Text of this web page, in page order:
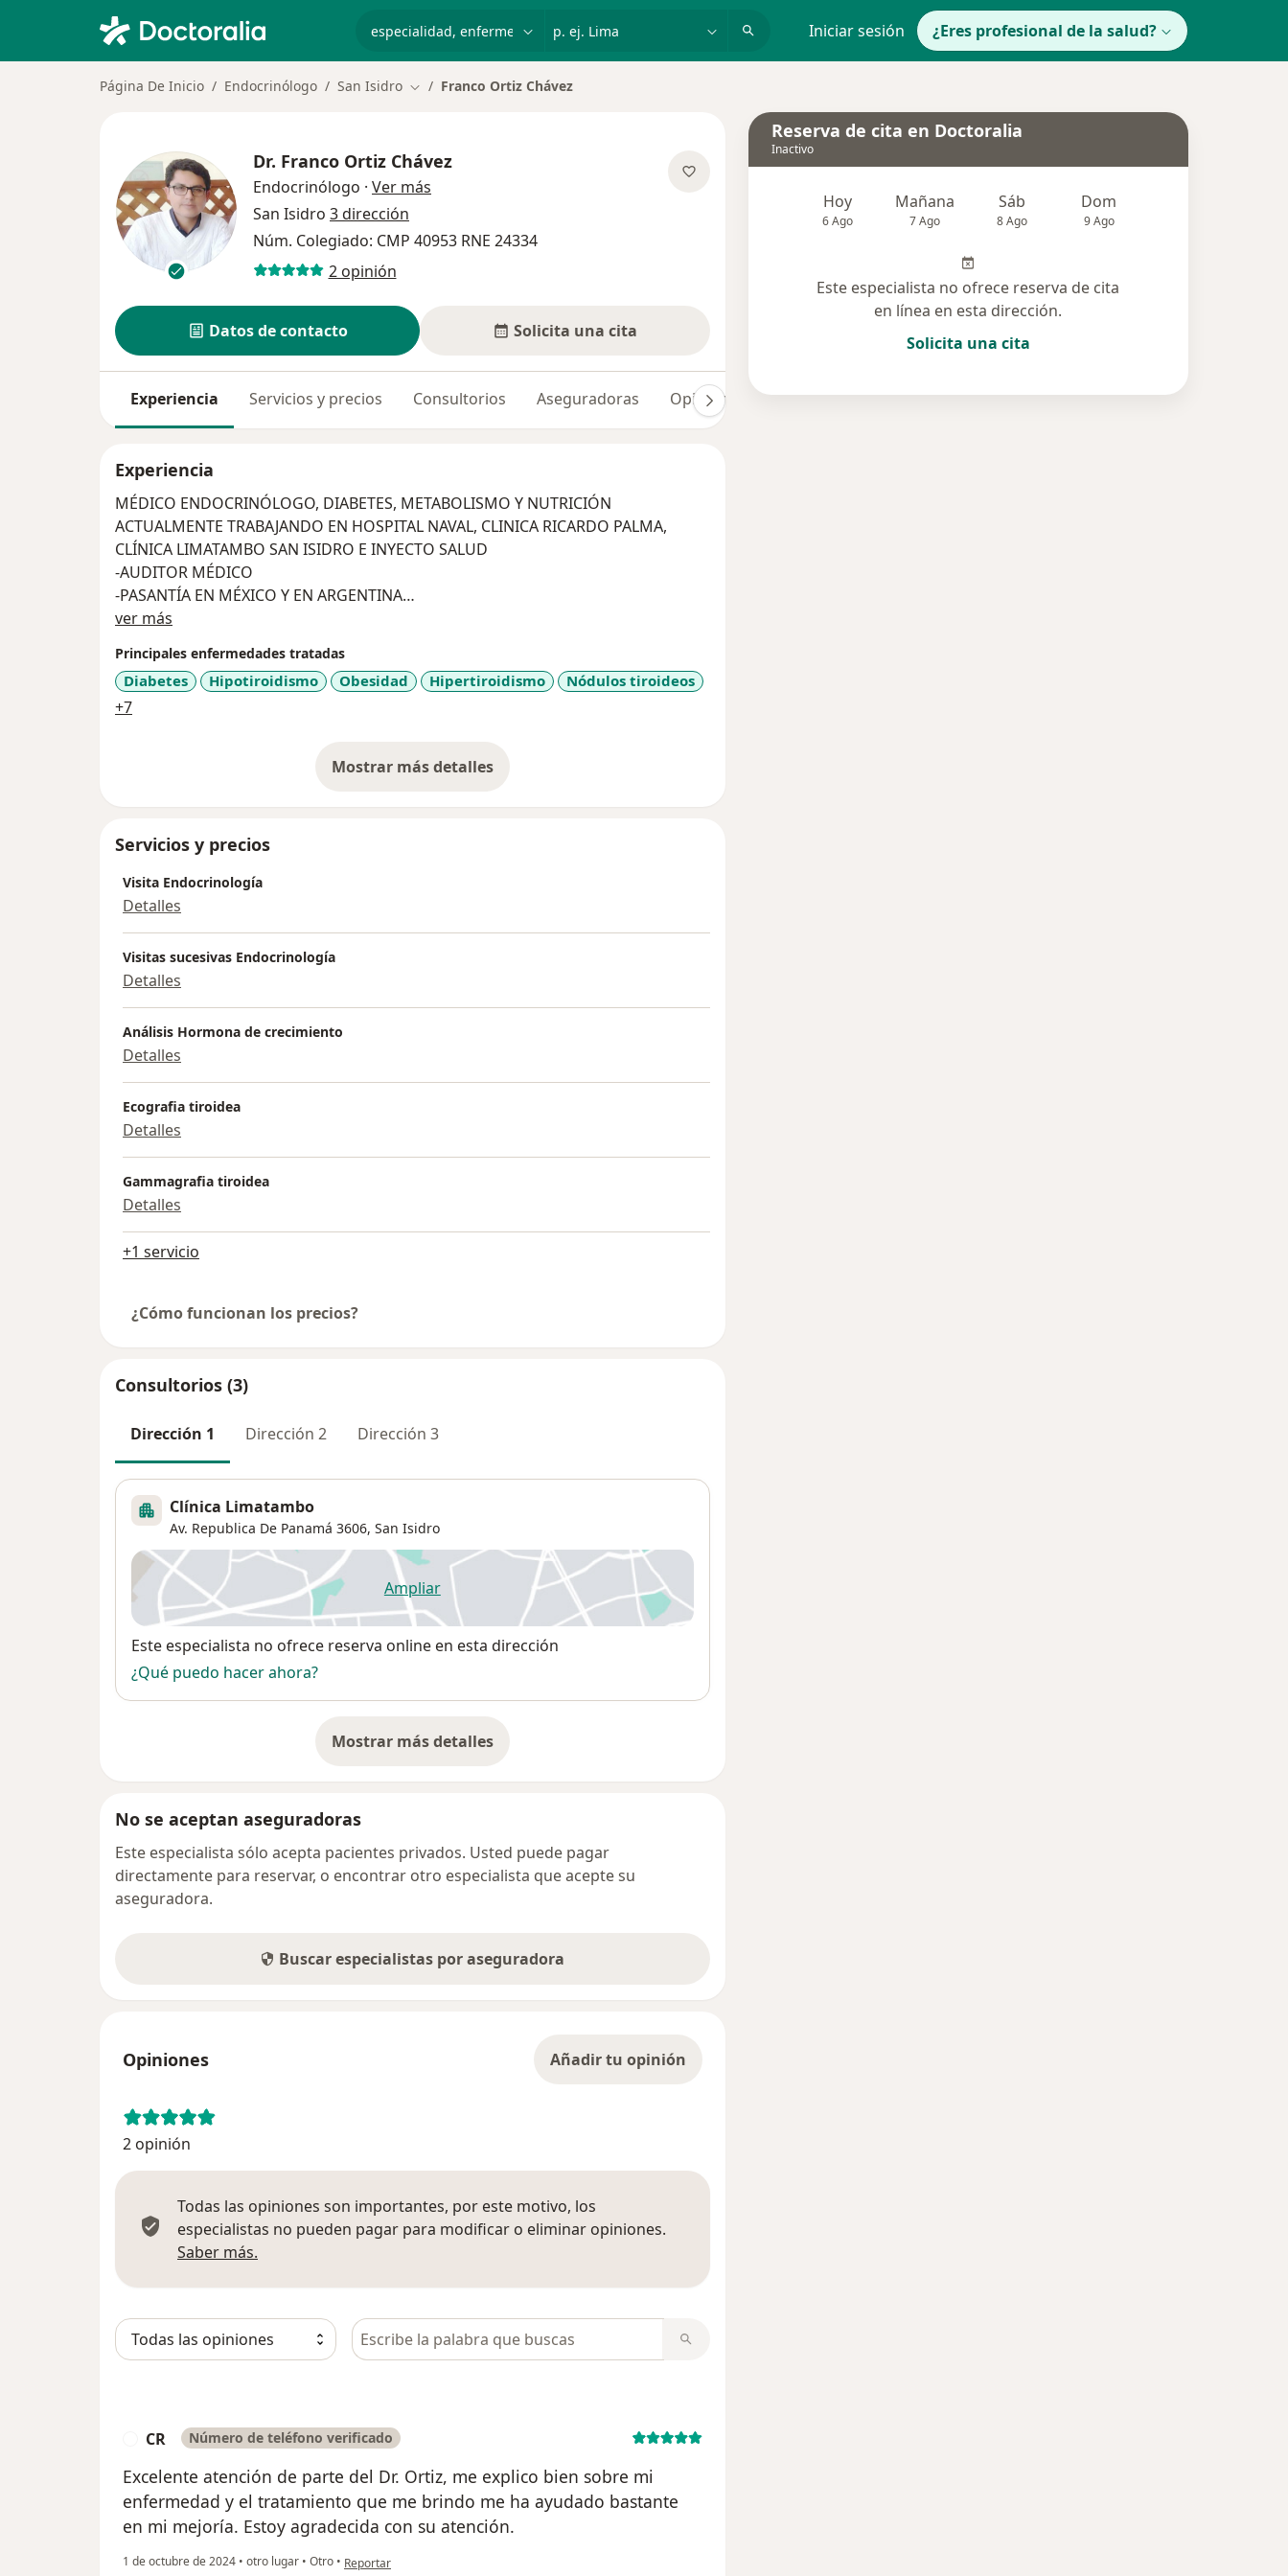
Iniciar sesión ¿Eres profesional de la salud?
Página De Inicio Endocrinólogo San Isidro Cambiar de ciudad
Franco Ortiz Chávez
Dr. Franco Ortiz Chávez
Endocrinólogo · Ver más
San Isidro 3 dirección
Núm. Colegiado: CMP 40953 RNE 24334
2 opinión
Datos de contacto Solicita una cita
Experiencia Servicios y precios Consultorios Aseguradoras Opiniones (2)
Experiencia
MÉDICO ENDOCRINÓLOGO, DIABETES, METABOLISMO Y NUTRICIÓN
ACTUALMENTE TRABAJANDO EN HOSPITAL NAVAL, CLINICA RICARDO PALMA,
CLÍNICA LIMATAMBO SAN ISIDRO E INYECTO SALUD
-AUDITOR MÉDICO
-PASANTÍA EN MÉXICO Y EN ARGENTINA
-MAESTRÍA EN MEDICINA MENCIÓN ENDOCRINOLOGÍA
-DIPLOMADO EN ECOGRAFÍA
ver más
Principales enfermedades tratadas
Diabetes Hipotiroidismo Obesidad Hipertiroidismo Nódulos tiroideos
+7a11y_sr_more_diseases
Mostrar más detalles
sobre la experiencia
Servicios y precios
Visita Endocrinología
Detalles
Visitas sucesivas Endocrinología
Detalles
Análisis Hormona de crecimiento
Detalles
Ecografia tiroidea
Detalles
Gammagrafia tiroidea
Detalles
+1 servicio
¿Cómo funcionan los precios?
Consultorios (3)
Dirección 1 Dirección 2 Dirección 3
Clínica Limatambo
Av. Republica De Panamá 3606, San Isidro
Ampliarse abre en una nueva pestaña
Disponibilidad
Este especialista no ofrece reserva online en esta dirección
¿Qué puedo hacer ahora?
Mostrar más detalles
sobre la dirección
No se aceptan aseguradoras
Este especialista sólo acepta pacientes privados. Usted puede pagar
directamente para reservar, o encontrar otro especialista que acepte su
aseguradora.
Buscar especialistas por aseguradora
Opiniones Añadir tu opinión
2 opinión
Todas las opiniones son importantes, por este motivo, los
especialistas no pueden pagar para modificar o eliminar opiniones.
Saber más.
Busca en opiniones
CR Número de teléfono verificado
Excelente atención de parte del Dr. Ortiz, me explico bien sobre mi
enfermedad y el tratamiento que me brindo me ha ayudado bastante
en mi mejoría. Estoy agradecida con su atención.
1 de octubre de 2024 • otro lugar • Otro • en opinión del usuario CR
Reportar
Reserva de cita en Doctoralia
Inactivo
Hoy
6 Ago
Mañana
7 Ago
Sáb
8 Ago
Dom
9 Ago
Este especialista no ofrece reserva de cita
en línea en esta dirección.
Solicita una cita